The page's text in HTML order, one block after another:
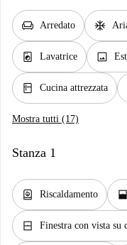
chair Arredato ac_unit
local_laundry_service Lavatrice image
kitchen Cucina attrezzata
Mostra tutti (17)
Stanza 1
water_heater Riscaldamento window_open
window_closed Finestra con vista su